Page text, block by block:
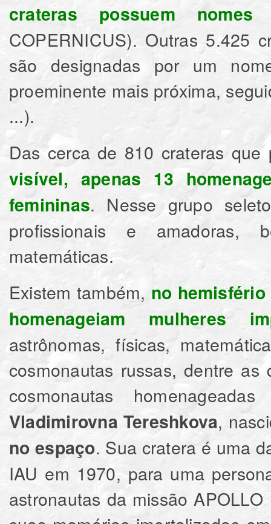
crateras possuem nomes
COPERNICUS). Outras 5.425
são designadas por um
proeminente mais próxima,
...).
Das cerca de 810 crateras
visível, apenas 13
femininas. Nesse grupo
profissionais e amadoras,
matemáticas.
Existem também, no
homenageiam mulheres
astrônomas, físicas,
cosmonautas russas, dentre
cosmonautas
Vladimirovna Tereshkova,
no espaço. Sua cratera é uma
IAU em 1970, para uma
astronautas da missão